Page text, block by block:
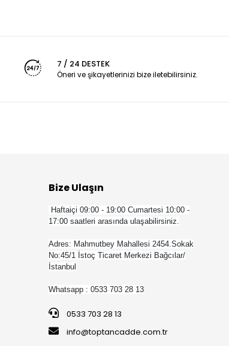
7 / 24 DESTEK
Öneri ve şikayetlerinizi bize iletebilirsiniz.
Bize Ulaşın
Haftaiçi 09:00 - 19:00 Cumartesi 10:00 -
17:00 saatleri arasında ulaşabilirsiniz.
Adres: Mahmutbey Mahallesi 2454.Sokak
No:45/1 İstoç Ticaret Merkezi Bağcılar/
İstanbul
Whatsapp : 0533 703 28 13
0533 703 28 13
info@toptancadde.com.tr